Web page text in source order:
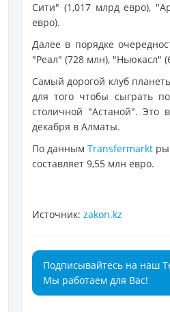
Сити" (1,017 млрд евро),
евро).
Далее в порядке
"Реал" (728 млн), "Ньюкасл"
Самый дорогой клуб
для того чтобы сыграть
столичной "Астаной". Это
декабря в Алматы.
По даннымTransfermarkt
составляет 9,55 млн евро.
Источник: zakon.kz
Подписывайтесь на наш
Мы работаем для Вас!